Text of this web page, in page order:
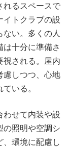
れるスペースで
イトクラブの設
い。多くの人
十分に準備さ
視される。屋内
慮しつつ、心地
いる。
わせて内装や設
の照明や空調シ
、環境に配慮し